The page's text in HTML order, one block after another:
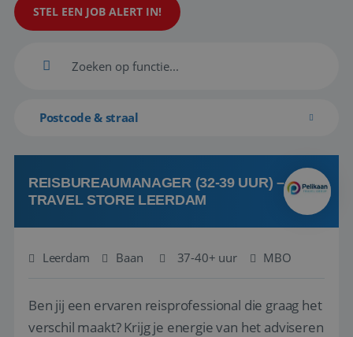
STEL EEN JOB ALERT IN!
Postcode & straal
REISBUREAUMANAGER (32-39 UUR) –
TRAVEL STORE LEERDAM
Leerdam Baan 37-40+ uur MBO
Ben jij een ervaren reisprofessional die graag het
verschil maakt? Krijg je energie van het adviseren